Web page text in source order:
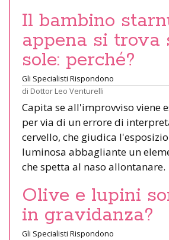
Il bambino
appena si trova
sole: perché?
Gli Specialisti Rispondono
di Dottor Leo Venturelli
Capita se all'improvviso viene
per via di un errore di
cervello, che giudica
luminosa abbagliante un
che spetta al naso allontanare.
Olive e lupini
in gravidanza?
Gli Specialisti Rispondono